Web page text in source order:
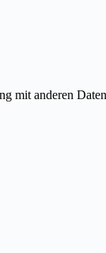
mit anderen